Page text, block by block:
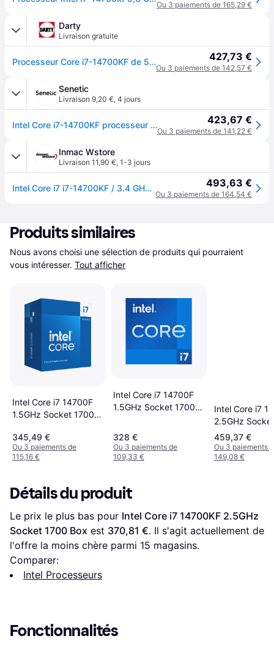
Ou 3 paiements de 165,29 €
Darty
Livraison gratuite
Processeur Core i7-14700KF de 5,5 à 5,99Ghz 427,73 €
Ou 3 paiements de 142,57 €
Senetic
Livraison 9,20 €, 4 jours
Intel Core i7-14700KF processeur 33 Mo Smart Cache BX8071514700KF 423,67 €
Ou 3 paiements de 141,22 €
Inmac Wstore
Livraison 11,90 €, 1-3 jours
Intel Core i7 i7-14700KF / 3.4 GHz processeur - Box 493,63 €
Ou 3 paiements de 164,54 €
Produits similaires
Nous avons choisi une sélection de produits qui pourraient
vous intéresser. Tout afficher
Intel Core i7 14700F
1.5GHz Socket 1700
345,49 €
Ou 3 paiements de
115,16 €
Intel Core i7 14700F
1.5GHz Socket 1700
328 €
Ou 3 paiements de
109,33 €
Intel Core i7
2.5GHz
Tray
459,37 €
Ou 3 paiements
149,08 €
Détails du produit
Le prix le plus bas pour Intel Core i7 14700KF 2.5GHz
Socket 1700 Box est 370,81 €. Il s'agit actuellement de
l'offre la moins chère parmi 15 magasins.
Comparer:
Intel Processeurs
Fonctionnalités